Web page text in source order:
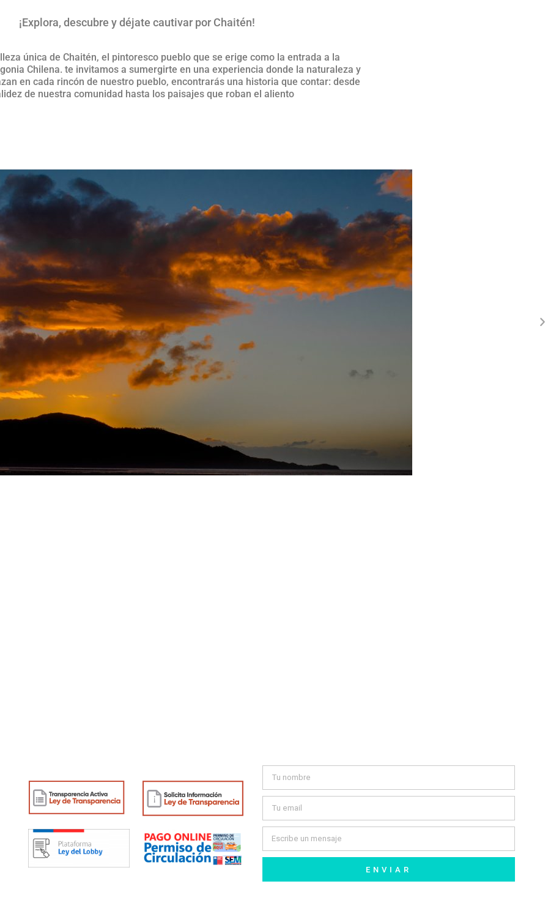
¡Explora, descubre y déjate cautivar por Chaitén!
única de Chaitén, el pintoresco pueblo que se erige como la entrada a la
Chilena. te invitamos a sumergirte en una experiencia donde la naturaleza y
en cada rincón de nuestro pueblo, encontrarás una historia que contar: desde
de nuestra comunidad hasta los paisajes que roban el aliento
ENVIAR